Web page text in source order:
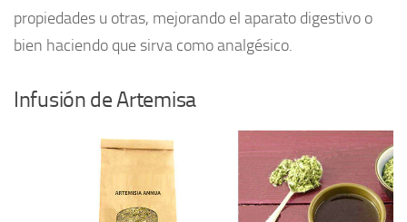
propiedades u otras, mejorando el aparato digestivo o
bien haciendo que sirva como analgésico.
Infusión de Artemisa